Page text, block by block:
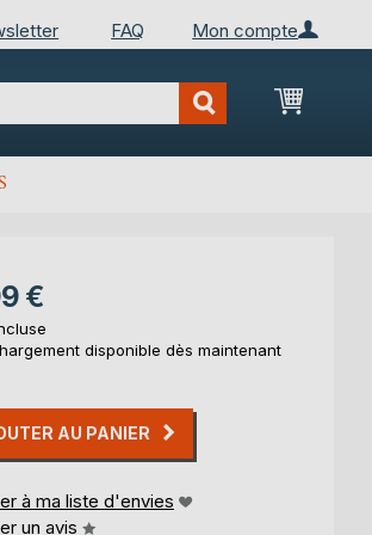
Mon compte
FAQ
Mon
€
disponible dès maintenant
AU PANIER
à ma liste d'envies
un avis